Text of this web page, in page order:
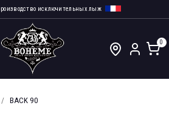
исключительных лыж
BACK 90